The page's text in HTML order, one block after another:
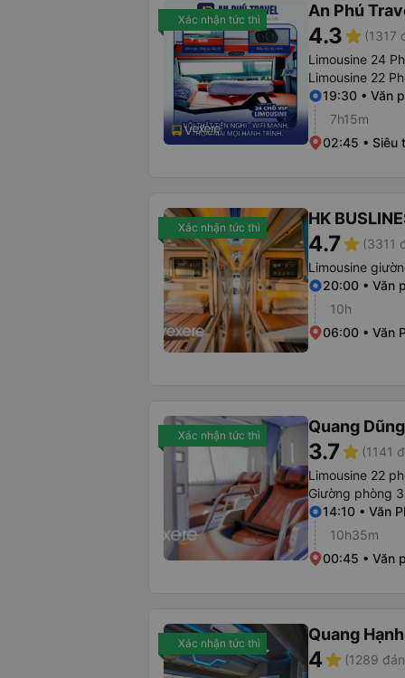
Xác nhận tức thì An Phú
4.3star (1317
Limousine 24
Limousine 22
19:30 • Văn
7h15m
02:45 • Siêu
Xác nhận tức thì HK
4.7star (3311
Limousine
20:00 • Văn
10h
06:00 • Văn
Xác nhận tức thì Quang
3.7star (1141
Limousine 22
Giường phòng
14:10 • Văn
10h35m
00:45 • Văn
Xác nhận tức thì Quang Hạnh
4star (1289